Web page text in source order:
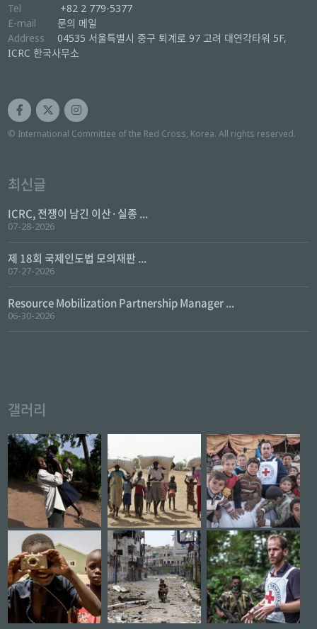
Tel
+82 2 779-5377
E-mail
문의 메일
Address
04535 서울특별시 중구 퇴계로 97 고려 대연각타워 5F,
ICRC 한국사무소
© International Committee of the Red Cross, Korea. All rights reserved.
최신글
ICRC, 전쟁이 남긴 이산·실종 ...
07-28-2026
제 18회 국제인도법 모의재판 ...
07-27-2026
Resource Mobilization Partnership Manager ...
06-30-2026
갤러리